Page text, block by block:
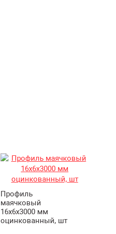
Профиль
маячковый
16х6х3000 мм
оцинкованный, шт